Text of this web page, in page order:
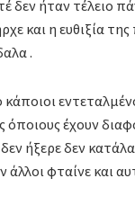
δεν ήταν τέλειο
και η ευθιξία
.
έχουν
ήξερε δεν
φταίνε και